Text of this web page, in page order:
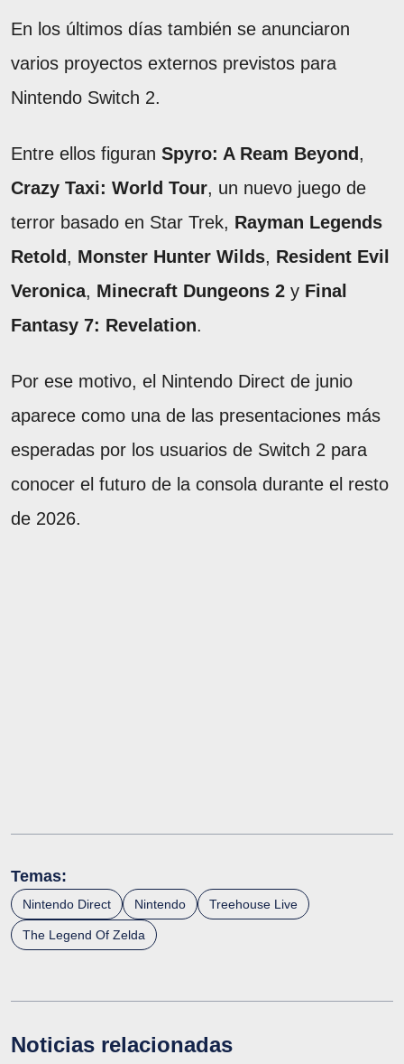
En los últimos días también se anunciaron
varios proyectos externos previstos para
Nintendo Switch 2.
Entre ellos figuran Spyro: A Ream Beyond ,
Crazy Taxi: World Tour, un nuevo juego de
terror basado en Star Trek, Rayman Legends
Retold , Monster Hunter Wilds, Resident Evil
Veronica, Minecraft Dungeons 2 y Final
Fantasy 7: Revelation.
Por ese motivo, el Nintendo Direct de junio
aparece como una de las presentaciones más
esperadas por los usuarios de Switch 2 para
conocer el futuro de la consola durante el resto
de 2026.
Temas:
Nintendo Direct Nintendo Treehouse Live
The Legend Of Zelda
Noticias relacionadas